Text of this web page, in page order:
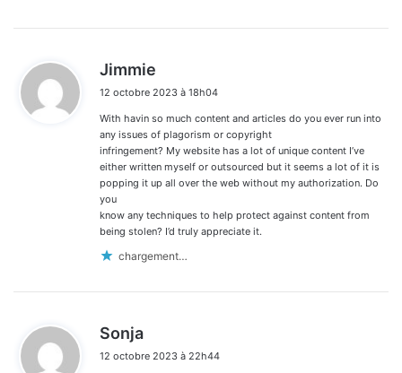
Jimmie
t
:
12 octobre 2023 à 18h04
With havin so much content and articles do you ever run into
any issues of plagorism or copyright
infringement? My website has a lot of unique content I’ve
either written myself or outsourced but it seems a lot of it is
popping it up all over the web without my authorization. Do
you
know any techniques to help protect against content from
being stolen? I’d truly appreciate it.
chargement…
Sonja
t
12 octobre 2023 à 22h44